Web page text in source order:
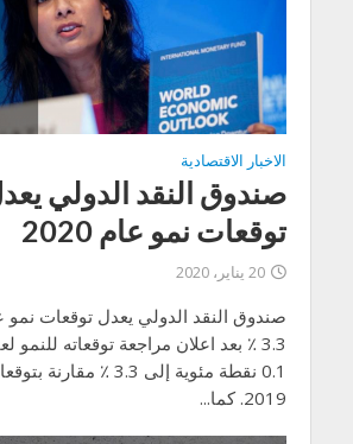
الاخبار الاقتصادية
صندوق النقد الدولي
توقعات نمو عام 2020
20 يناير، 2020
0.1 نقطة مئوية إلى 3.3 ٪
2019. كما...